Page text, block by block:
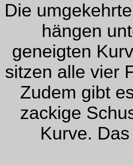
Die
hängen
geneigten
sitzen alle vier
Zudem gibt
zackige
Kurve.